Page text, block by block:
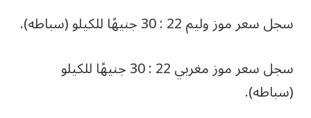
سجل سعر موز وليم 22 : 30 جنيهًا للكيلو (سباطه).
سجل سعر موز مغربي 22 : 30 جنيهًا للكيلو
(سباطه).